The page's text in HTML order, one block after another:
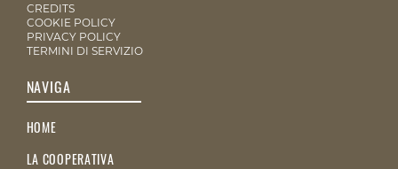
CREDITS
COOKIE POLICY
PRIVACY POLICY
TERMINI DI SERVIZIO
NAVIGA
HOME
LA COOPERATIVA